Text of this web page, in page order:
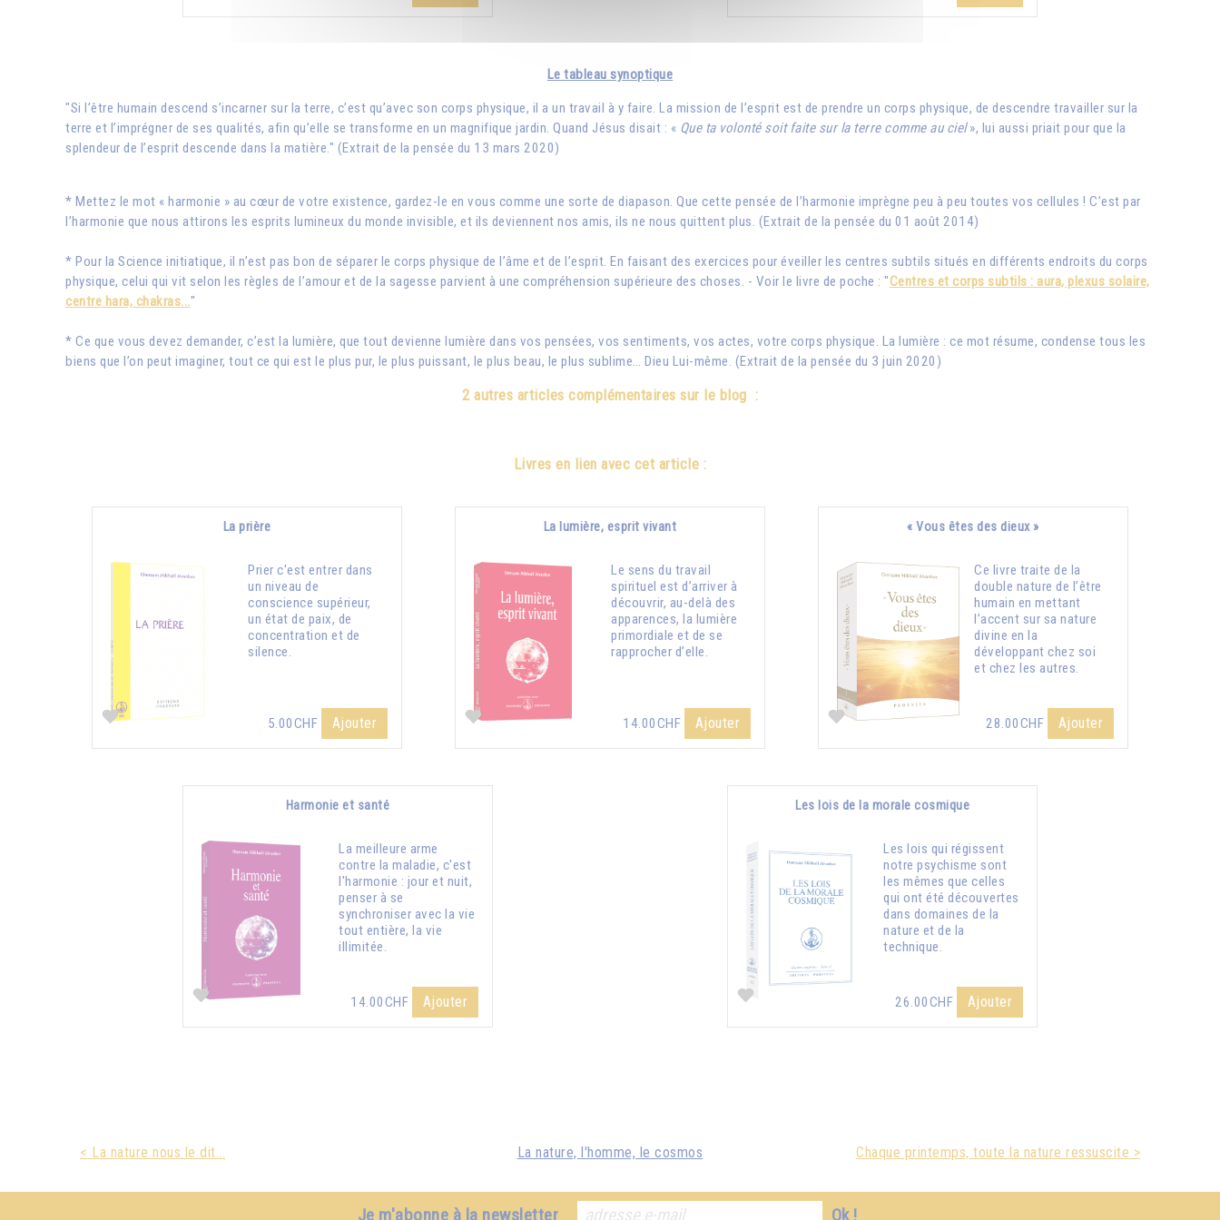
Le tableau synoptique
"Si l’être humain descend s’incarner sur la terre, c’est qu’avec son corps physique, il a un travail à y faire. La mission de l’esprit est de prendre un corps physique, de descendre travailler sur la
terre et l’imprégner de ses qualités, afin qu’elle se transforme en un magnifique jardin. Quand Jésus disait : « Que ta volonté soit faite sur la terre comme au ciel», lui aussi priait pour que la
splendeur de l’esprit descende dans la matière." (Extrait de la pensée du 13 mars 2020)
* Mettez le mot « harmonie » au cœur de votre existence, gardez-le en vous comme une sorte de diapason. Que cette pensée de l’harmonie imprègne peu à peu toutes vos cellules ! C’est par
l’harmonie que nous attirons les esprits lumineux du monde invisible, et ils deviennent nos amis, ils ne nous quittent plus. (Extrait de la pensée du 01 août 2014)
* Pour la Science initiatique, il n’est pas bon de séparer le corps physique de l’âme et de l’esprit. En faisant des exercices pour éveiller les centres subtils situés en différents endroits du corps
physique, celui qui vit selon les règles de l’amour et de la sagesse parvient à une compréhension supérieure des choses. - Voir le livre de poche : "Centres et corps subtils : aura, plexus solaire,
centre hara, chakras..."
* Ce que vous devez demander, c’est la lumière, que tout devienne lumière dans vos pensées, vos sentiments, vos actes, votre corps physique. La lumière : ce mot résume, condense tous les
biens que l’on peut imaginer, tout ce qui est le plus pur, le plus puissant, le plus beau, le plus sublime… Dieu Lui-même. (Extrait de la pensée du 3 juin 2020)
2 autres articles complémentaires sur le blog :
Livres en lien avec cet article :
La prière
Prier c'est entrer dans
un niveau de
conscience supérieur,
un état de paix, de
concentration et de
silence.
5.00CHF Ajouter
La lumière, esprit vivant
Le sens du travail
spirituel est d’arriver à
découvrir, au-delà des
apparences, la lumière
primordiale et de se
rapprocher d’elle.
14.00CHF Ajouter
« Vous êtes des dieux »
Ce livre traite de la
double nature de l’être
humain en mettant
l’accent sur sa nature
divine en la
développant chez soi
et chez les autres.
28.00CHF Ajouter
Harmonie et santé
La meilleure arme
contre la maladie, c'est
l'harmonie : jour et nuit,
penser à se
synchroniser avec la vie
tout entière, la vie
illimitée.
14.00CHF Ajouter
Les lois de la morale cosmique
Les lois qui régissent
notre psychisme sont
les mêmes que celles
qui ont été découvertes
dans domaines de la
nature et de la
technique.
26.00CHF Ajouter
< La nature nous le dit... La nature, l'homme, le cosmos Chaque printemps, toute la nature ressuscite >
Je m'abonne à la newsletter Ok !